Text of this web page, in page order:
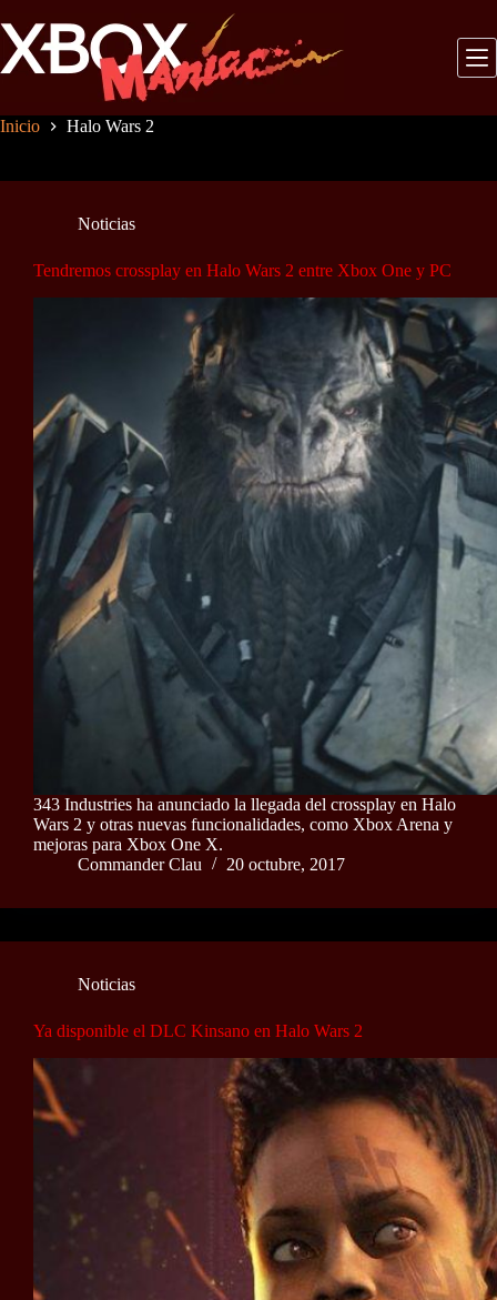
al
contenido
Inicio Halo Wars 2
Noticias
Tendremos crossplay en Halo Wars 2 entre Xbox One y PC
343 Industries ha anunciado la llegada del crossplay en Halo
Wars 2 y otras nuevas funcionalidades, como Xbox Arena y
mejoras para Xbox One X.
Commander Clau
20 octubre, 2017
Noticias
Ya disponible el DLC Kinsano en Halo Wars 2